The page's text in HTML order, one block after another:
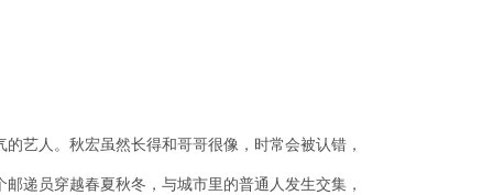
艺人。秋宏虽然长得和哥哥很像，时常会被认错，
递员穿越春夏秋冬，与城市里的普通人发生交集，